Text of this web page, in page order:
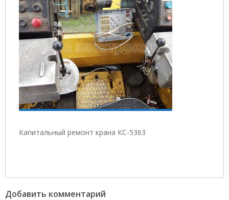
Капитальный ремонт крана КС-5363
Добавить комментарий